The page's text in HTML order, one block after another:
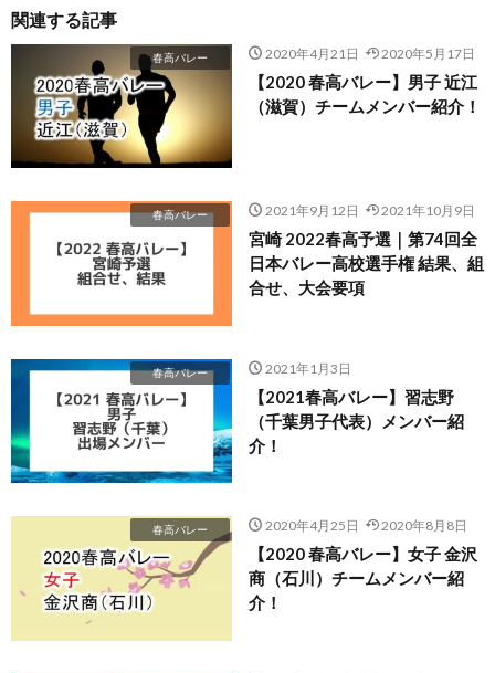
関連する記事
春高バレー 2020年4月21日 2020年5月17日
【2020 春高バレー】男子 近江
（滋賀）チームメンバー紹介！
春高バレー 2021年9月12日 2021年10月9日
宮崎 2022春高予選｜第74回全
日本バレー高校選手権 結果、組
合せ、大会要項
春高バレー 2021年1月3日
【2021春高バレー】習志野
（千葉男子代表）メンバー紹
介！
春高バレー 2020年4月25日 2020年8月8日
【2020 春高バレー】女子 金沢
商（石川）チームメンバー紹
介！